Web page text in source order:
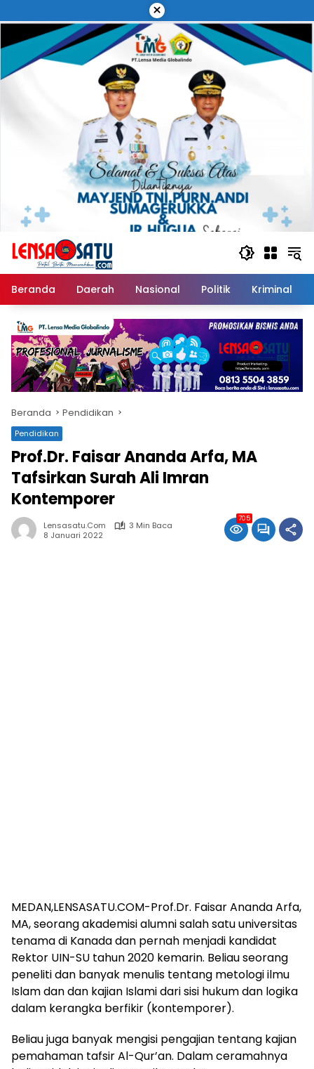
ke
konten
×
Beranda Daerah Nasional Politik Kriminal
Beranda Pendidikan
Pendidikan
Prof.Dr. Faisar Ananda Arfa, MA
Tafsirkan Surah Ali Imran
Kontemporer
Lensasatu.com
3 Min Baca
8 Januari 2022
705
MEDAN,LENSASATU.COM-Prof.Dr. Faisar Ananda Arfa,
MA, seorang akademisi alumni salah satu universitas
tenama di Kanada dan pernah menjadi kandidat
Rektor UIN-SU tahun 2020 kemarin. Beliau seorang
peneliti dan banyak menulis tentang metologi ilmu
Islam dan dan kajian Islami dari sisi hukum dan logika
dalam kerangka berfikir (kontemporer).
Beliau juga banyak mengisi pengajian tentang kajian
pemahaman tafsir Al-Qur’an. Dalam ceramahnya